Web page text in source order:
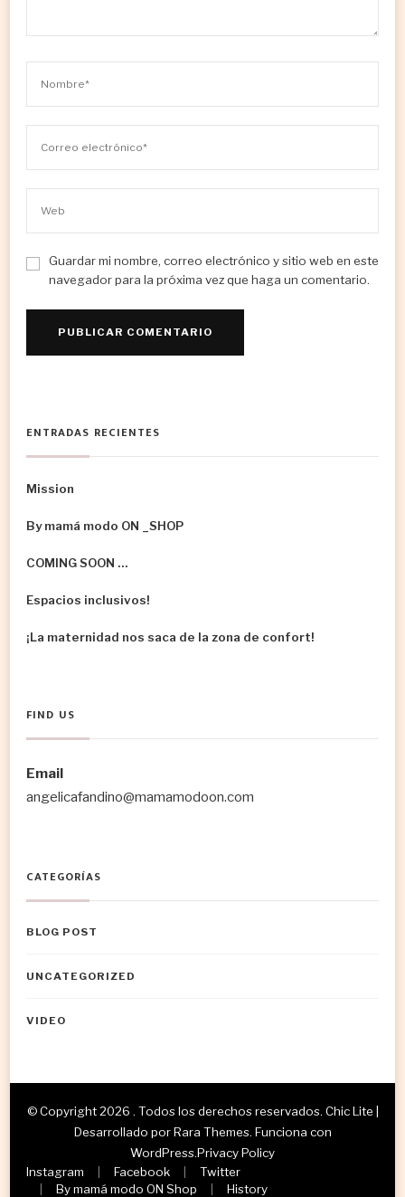
Guardar mi nombre, correo electrónico y sitio web en este
navegador para la próxima vez que haga un comentario.
ENTRADAS RECIENTES
Mission
By mamá modo ON _SHOP
COMING SOON …
Espacios inclusivos!
¡La maternidad nos saca de la zona de confort!
FIND US
Email
angelicafandino@mamamodoon.com
CATEGORÍAS
BLOG POST
UNCATEGORIZED
VIDEO
© Copyright 2026 . Todos los derechos reservados. Chic Lite |
Desarrollado porRara Themes. Funciona con
WordPress.Privacy Policy
Instagram
Facebook
Twitter
By mamá modo ON Shop
History